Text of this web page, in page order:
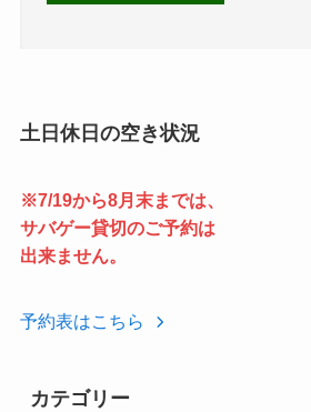
土日休日の空き状況
※7/19から8月末までは、
サバゲー貸切のご予約は
出来ません。
予約表はこちら
カテゴリー